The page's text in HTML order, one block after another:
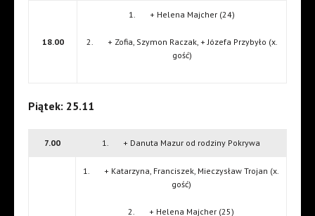
18.00
1. + Helena Majcher (24)
2. + Zofia, Szymon Raczak, + Józefa Przybyło (x.
gość)
Piątek: 25.11
7.00 1. + Danuta Mazur od rodziny Pokrywa
1. + Katarzyna, Franciszek, Mieczysław Trojan (x.
gość)
2. + Helena Majcher (25)